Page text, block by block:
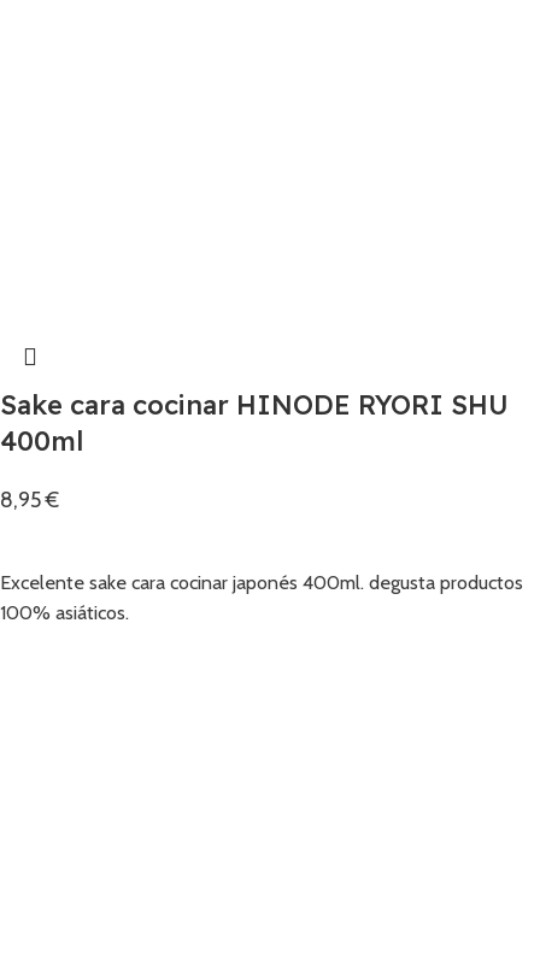
Sake cara cocinar HINODE RYORI SHU
400ml
8,95€
Excelente sake cara cocinar japonés 400ml. degusta productos
100% asiáticos.